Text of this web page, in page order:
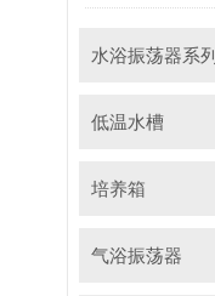
水浴振荡器系列
低温水槽
培养箱
气浴振荡器